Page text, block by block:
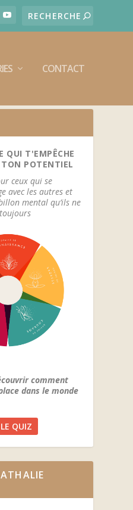
CONTACT
QUI T'EMPÊCHE
TON POTENTIEL
ceux qui se
avec les autres et
mental qu’ils ne
comment
dans le monde
QUIZ